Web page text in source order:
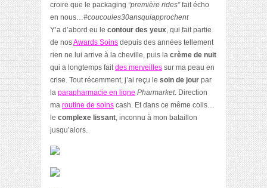
croire que le packaging “première rides”fait écho
en nous…#coucoules30ansquiapprochent
Y’a d’abord eu le contour des yeux, qui fait partie
de nosAwards Soins depuis des années tellement
rien ne lui arrive à la cheville, puis la crème de nuit
qui a longtemps faitdes merveilles sur ma peau en
crise. Tout récemment, j’ai reçu le soin de jour par
la parapharmacie en ligne Pharmarket. Direction
ma routine de soins cash. Et dans ce même colis…
le complexe lissant, inconnu à mon bataillon
jusqu’alors.